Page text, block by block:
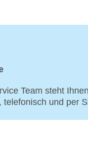
Team steht
und per